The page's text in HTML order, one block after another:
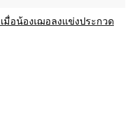
อน้องเฌอลงแข่งประกวด